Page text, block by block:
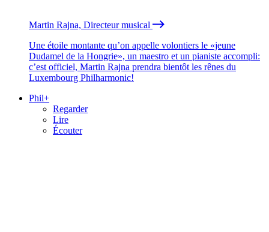
Martin Rajna, Directeur musical
Une étoile montante qu’on appelle volontiers le «jeune
Dudamel de la Hongrie», un maestro et un pianiste accompli:
c’est officiel, Martin Rajna prendra bientôt les rênes du
Luxembourg Philharmonic!
Phil+
Regarder
Lire
Écouter